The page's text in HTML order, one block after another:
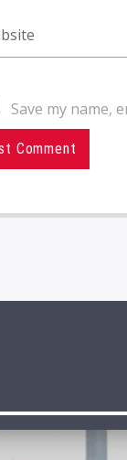
Save my name,